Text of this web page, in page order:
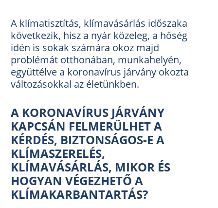
A klímatisztítás, klímavásárlás időszaka
következik, hisz a nyár közeleg, a hőség
idén is sokak számára okoz majd
problémát otthonában, munkahelyén,
együttélve a koronavírus járvány okozta
változásokkal az életünkben.
A KORONAVÍRUS JÁRVÁNY
KAPCSÁN FELMERÜLHET A
KÉRDÉS, BIZTONSÁGOS-E A
KLÍMASZERELÉS,
KLÍMAVÁSÁRLÁS, MIKOR ÉS
HOGYAN VÉGEZHETŐ A
KLÍMAKARBANTARTÁS?